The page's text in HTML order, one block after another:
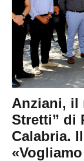
Anziani, il
Stretti” di
Calabria.